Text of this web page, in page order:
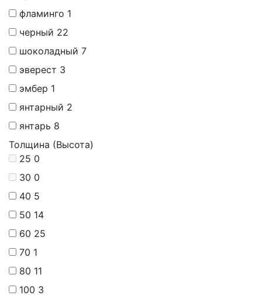
фламинго 1
черный 22
шоколадный 7
эверест 3
эмбер 1
янтарный 2
янтарь 8
Толщина (Высота)
25 0
30 0
40 5
50 14
60 25
70 1
80 11
100 3